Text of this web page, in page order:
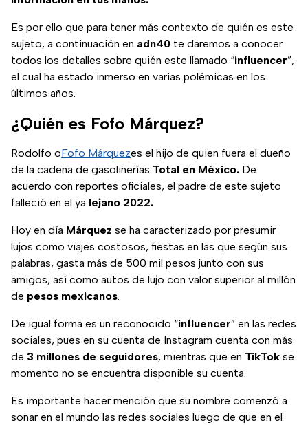
Es por ello que para tener más contexto de quién es este
sujeto, a continuación en adn40 te daremos a conocer
todos los detalles sobre quién este llamado “influencer”,
el cual ha estado inmerso en varias polémicas en los
últimos años.
¿Quién es Fofo Márquez?
Rodolfo oFofo Márquezes el hijo de quien fuera el dueño
de la cadena de gasolinerías Total en México. De
acuerdo con reportes oficiales, el padre de este sujeto
falleció en el ya lejano 2022.
Hoy en día Márquez se ha caracterizado por presumir
lujos como viajes costosos, fiestas en las que según sus
palabras, gasta más de 500 mil pesos junto con sus
amigos, así como autos de lujo con valor superior al millón
de pesos mexicanos.
De igual forma es un reconocido “influencer” en las redes
sociales, pues en su cuenta de Instagram cuenta con más
de 3 millones de seguidores, mientras que en TikTok se
momento no se encuentra disponible su cuenta.
Es importante hacer mención que su nombre comenzó a
sonar en el mundo las redes sociales luego de que en el